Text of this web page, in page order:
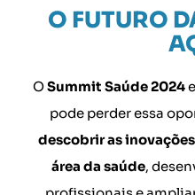
O FUTURO
OSummit Saúde 2024
pode perder essa
descobrir as
área da saúde,